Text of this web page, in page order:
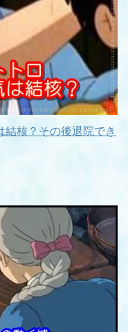
結核？その後退院でき